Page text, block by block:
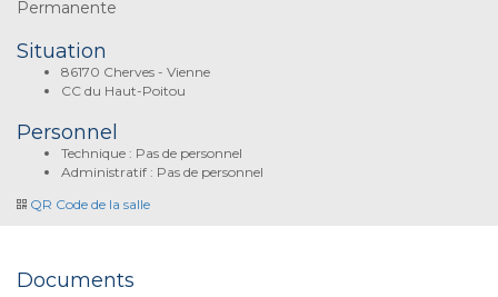
Permanente
Situation
86170 Cherves - Vienne
CC du Haut-Poitou
Personnel
Technique : Pas de personnel
Administratif : Pas de personnel
QR Code de la salle
Documents